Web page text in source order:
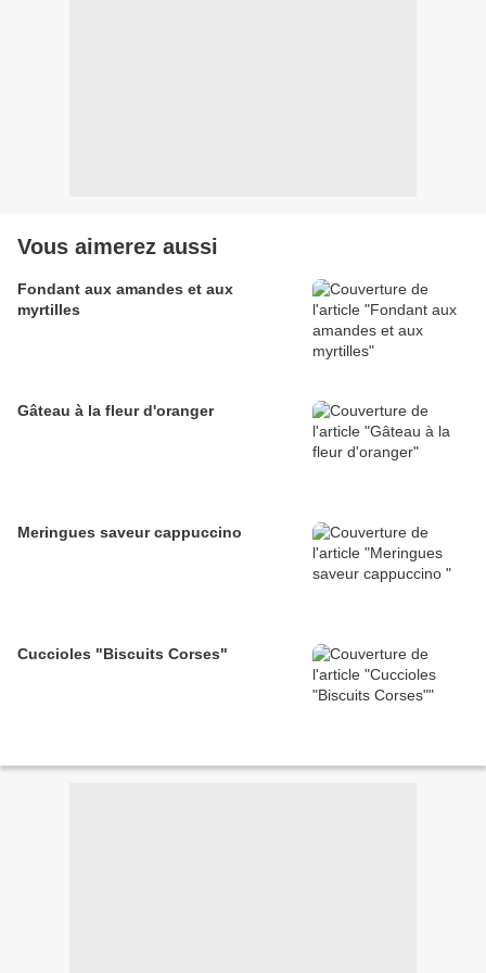
Vous aimerez aussi
Fondant aux amandes et aux
myrtilles
Gâteau à la fleur d'oranger
Meringues saveur cappuccino
Cuccioles "Biscuits Corses"